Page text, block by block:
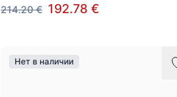
214.20 € 192.78 €
Нет в наличии